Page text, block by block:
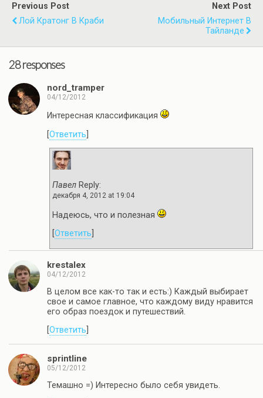
Previous Post
Лой Кратонг В Краби
Next Post
Мобильный Интернет В
Тайланде
28 responses
nord_tramper
04/12/2012
Интересная классификация
Ответить
Павел Reply:
декабря 4, 2012 at 19:04
Надеюсь, что и полезная
Ответить
krestalex
04/12/2012
В целом все как-то так и есть:) Каждый выбирает
свое и самое главное, что каждому виду нравится
его образ поездок и путешествий.
Ответить
sprintline
05/12/2012
Темашно =) Интересно было себя увидеть.